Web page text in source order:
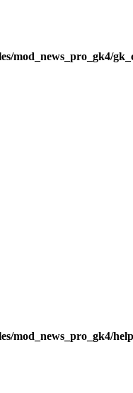
mod_news_pro_gk4/
mod_news_pro_gk4/